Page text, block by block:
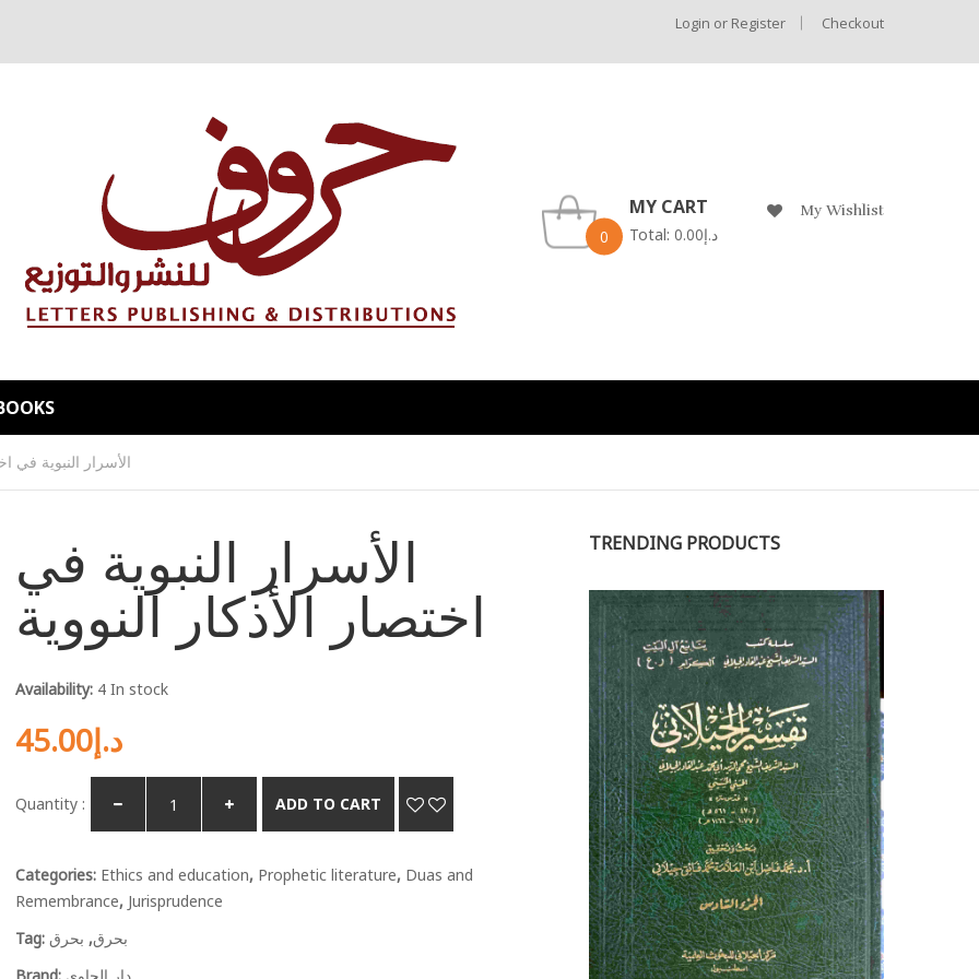
Login or Register Checkout
MY CART
0 Total: د.إ0.00
My Wishlist
الأسرار النبوية في
الأسرار النبوية في
اختصار الأذكار النووية
Availability: 4 In stock
د.إ45.00
Quantity : ADD TO CART
Categories: Ethics and education, Prophetic literature, Duas and
Remembrance, Jurisprudence
Tag:
بحرق, بحرق
TRENDING PRODUCTS